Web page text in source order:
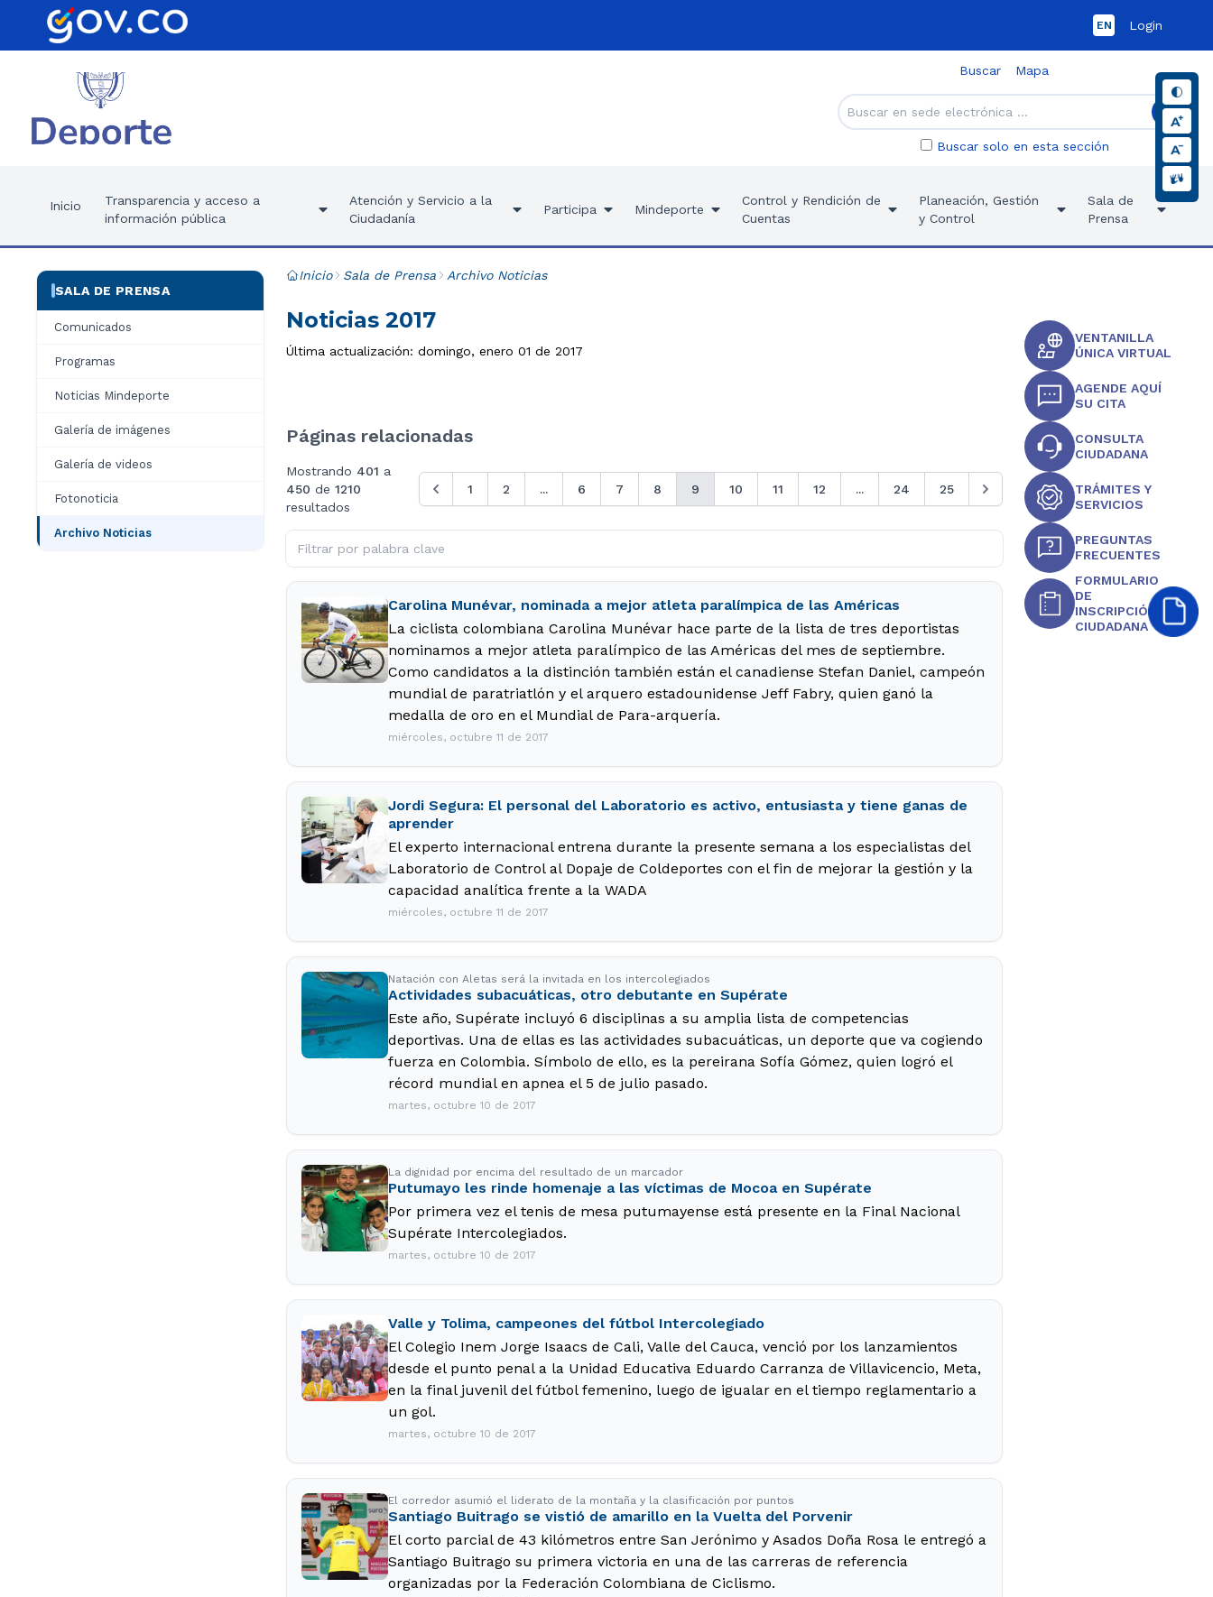
EN Login
Buscar Mapa
Buscar solo en esta sección
Inicio
Transparencia y acceso a
información pública
Atención y Servicio a la
Ciudadanía
Participa Mindeporte
Control y Rendición de
Cuentas
Planeación, Gestión
y Control
Sala de
Prensa
SALA DE PRENSA
Comunicados
Programas
Noticias Mindeporte
Galería de imágenes
Galería de videos
Fotonoticia
Archivo Noticias
Inicio Sala de Prensa Archivo Noticias
Noticias 2017
Última actualización: domingo, enero 01 de 2017
Páginas relacionadas
Mostrando 401 a
450 de 1210
resultados
1 2 ... 6 7 8 9 10 11 12 ... 24 25
Carolina Munévar, nominada a mejor atleta paralímpica de las Américas
La ciclista colombiana Carolina Munévar hace parte de la lista de tres deportistas
nominamos a mejor atleta paralímpico de las Américas del mes de septiembre.
Como candidatos a la distinción también están el canadiense Stefan Daniel, campeón
mundial de paratriatlón y el arquero estadounidense Jeff Fabry, quien ganó la
medalla de oro en el Mundial de Para-arquería.
miércoles, octubre 11 de 2017
Jordi Segura: El personal del Laboratorio es activo, entusiasta y tiene ganas de
aprender
El experto internacional entrena durante la presente semana a los especialistas del
Laboratorio de Control al Dopaje de Coldeportes con el fin de mejorar la gestión y la
capacidad analítica frente a la WADA
miércoles, octubre 11 de 2017
Natación con Aletas será la invitada en los intercolegiados
Actividades subacuáticas, otro debutante en Supérate
Este año, Supérate incluyó 6 disciplinas a su amplia lista de competencias
deportivas. Una de ellas es las actividades subacuáticas, un deporte que va cogiendo
fuerza en Colombia. Símbolo de ello, es la pereirana Sofía Gómez, quien logró el
récord mundial en apnea el 5 de julio pasado.
martes, octubre 10 de 2017
La dignidad por encima del resultado de un marcador
Putumayo les rinde homenaje a las víctimas de Mocoa en Supérate
Por primera vez el tenis de mesa putumayense está presente en la Final Nacional
Supérate Intercolegiados.
martes, octubre 10 de 2017
Valle y Tolima, campeones del fútbol Intercolegiado
El Colegio Inem Jorge Isaacs de Cali, Valle del Cauca, venció por los lanzamientos
desde el punto penal a la Unidad Educativa Eduardo Carranza de Villavicencio, Meta,
en la final juvenil del fútbol femenino, luego de igualar en el tiempo reglamentario a
un gol.
martes, octubre 10 de 2017
El corredor asumió el liderato de la montaña y la clasificación por puntos
Santiago Buitrago se vistió de amarillo en la Vuelta del Porvenir
El corto parcial de 43 kilómetros entre San Jerónimo y Asados Doña Rosa le entregó a
Santiago Buitrago su primera victoria en una de las carreras de referencia
organizadas por la Federación Colombiana de Ciclismo.
VENTANILLA
ÚNICA VIRTUAL
AGENDE AQUÍ
SU CITA
CONSULTA
CIUDADANA
TRÁMITES Y
SERVICIOS
PREGUNTAS
FRECUENTES
FORMULARIO
DE
INSCRIPCIÓN
CIUDADANA